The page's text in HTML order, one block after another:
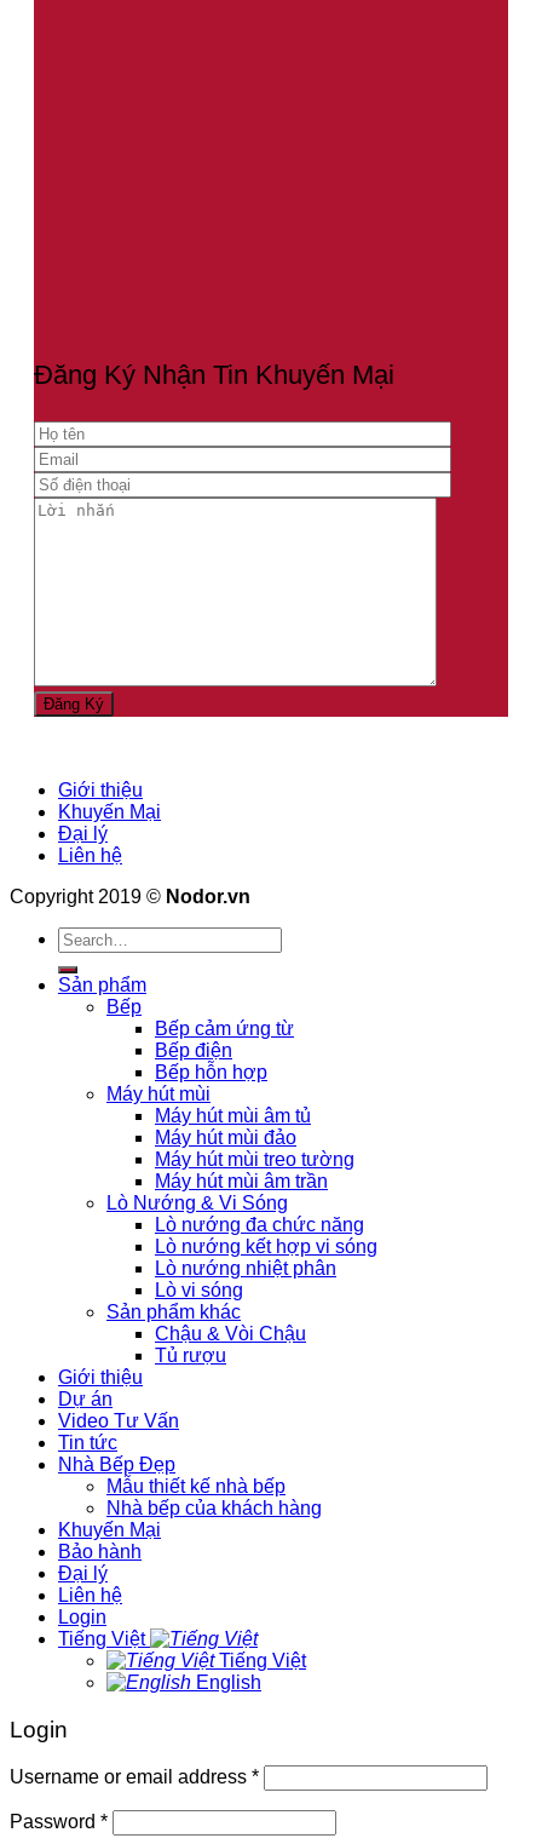
Đăng Ký Nhận Tin Khuyến Mại
Giới thiệu
Khuyến Mại
Đại lý
Liên hệ
Copyright 2019 © Nodor.vn
Search
for:
Sản phẩm
Bếp
Bếp cảm ứng từ
Bếp điện
Bếp hỗn hợp
Máy hút mùi
Máy hút mùi âm tủ
Máy hút mùi đảo
Máy hút mùi treo tường
Máy hút mùi âm trần
Lò Nướng & Vi Sóng
Lò nướng đa chức năng
Lò nướng kết hợp vi sóng
Lò nướng nhiệt phân
Lò vi sóng
Sản phẩm khác
Chậu & Vòi Chậu
Tủ rượu
Giới thiệu
Dự án
Video Tư Vấn
Tin tức
Nhà Bếp Đẹp
Mẫu thiết kế nhà bếp
Nhà bếp của khách hàng
Khuyến Mại
Bảo hành
Đại lý
Liên hệ
Login
Tiếng Việt
Tiếng Việt
English
Login
Username or email address *
Password *